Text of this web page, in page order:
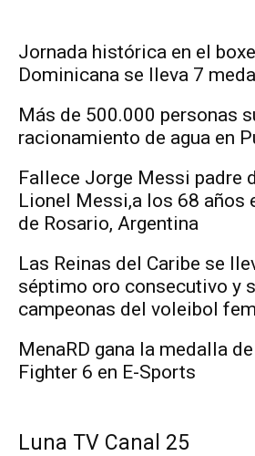
Jornada histórica en el
Dominicana se lleva 7
Más de 500.000 personas
racionamiento de agua en
Fallece Jorge Messi padre
Lionel Messi,a los 68 años
de Rosario, Argentina
Las Reinas del Caribe se
séptimo oro consecutivo y
campeonas del voleibol
MenaRD gana la medalla
Fighter 6 en E-Sports
Luna TV Canal 25